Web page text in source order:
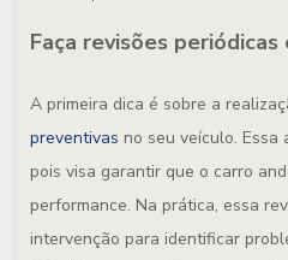
Faça revisões
A primeira dica é sobre a
preventivas no seu veículo. Essa
pois visa garantir que o carro
performance. Na prática, essa
intervenção para identificar